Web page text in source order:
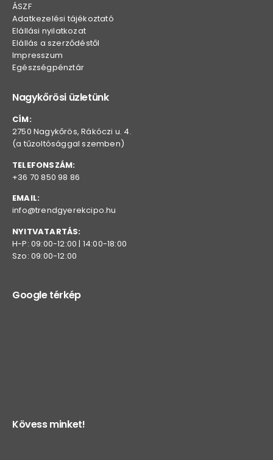
ÁSZF
Adatkezelési tájékoztató
Elállási nyilatkozat
Elállás a szerződéstől
Impresszum
Egészségpénztár
Nagykőrösi üzletünk
CÍM:
2750 Nagykőrös, Rákóczi u. 4.
(a tűzoltósággal szemben)
TELEFONSZÁM:
+36 70 850 98 86
EMAIL:
info@trendgyerekcipo.hu
NYITVATARTÁS:
H-P: 09:00-12:00 | 14:00-18:00
Szo: 09:00-12:00
Google térkép
Kövess minket!